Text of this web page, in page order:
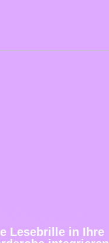
Lesebrille in Ihre